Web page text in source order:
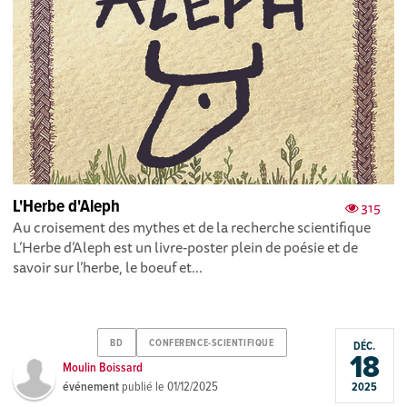
315
L'Herbe d'Aleph
Au croisement des mythes et de la recherche scientifique
L’Herbe d’Aleph est un livre-poster plein de poésie et de
savoir sur l’herbe, le boeuf et...
BD CONFERENCE-SCIENTIFIQUE
Moulin Boissard
événement publié le01/12/2025
DÉC.
18
2025